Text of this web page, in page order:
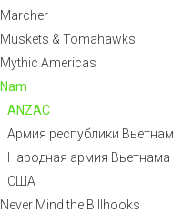
Marcher
Muskets & Tomahawks
Mythic Americas
Nam
ANZAC
Армия республики Вьетнам
Народная армия Вьетнама
США
Never Mind the Billhooks